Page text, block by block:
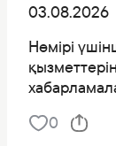
03.08.2026
Нөмірі
0